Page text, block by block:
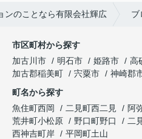
ンのことなら有限会社輝広 ブ
市区町村から探す
加古川市
明石市 姫路市 高
加古郡稲美町
宍粟市
神崎郡
町名から探す
魚住町西岡
二見町西二見 阿
荒井町小松原
野口町野口 二
西神吉町岸
平岡町土山